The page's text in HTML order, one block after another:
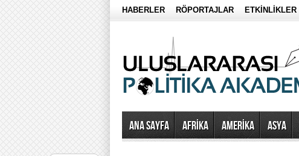
HABERLER RÖPORTAJLAR ETKİNLİKLER
Ana Sayfa AFRİKA AMERİKA ASYA